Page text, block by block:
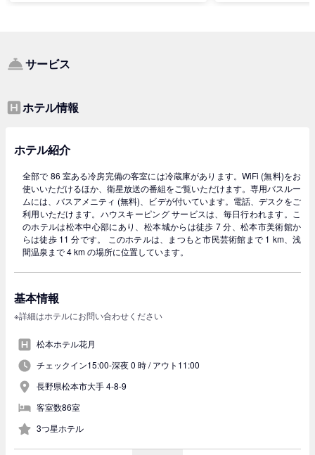
サービス
ホテル情報
ホテル紹介
全部で 86 室ある冷房完備の客室には冷蔵庫があります。WiFi (無料)をお
使いいただけるほか、衛星放送の番組をご覧いただけます。専用バスルー
ムには、バスアメニティ (無料)、ビデが付いています。電話、デスクをご
利用いただけます。ハウスキーピング サービスは、毎日行われます。こ
のホテルは松本中心部にあり、松本城からは徒歩 7 分、松本市美術館か
らは徒歩 11 分です。 このホテルは、まつもと市民芸術館まで 1 km、浅
間温泉まで 4 km の場所に位置しています。
基本情報
※詳細はホテルにお問い合わせください
松本ホテル花月
チェックイン15:00-深夜 0 時 /アウト11:00
長野県松本市大手 4-8-9
客室数86室
3つ星ホテル